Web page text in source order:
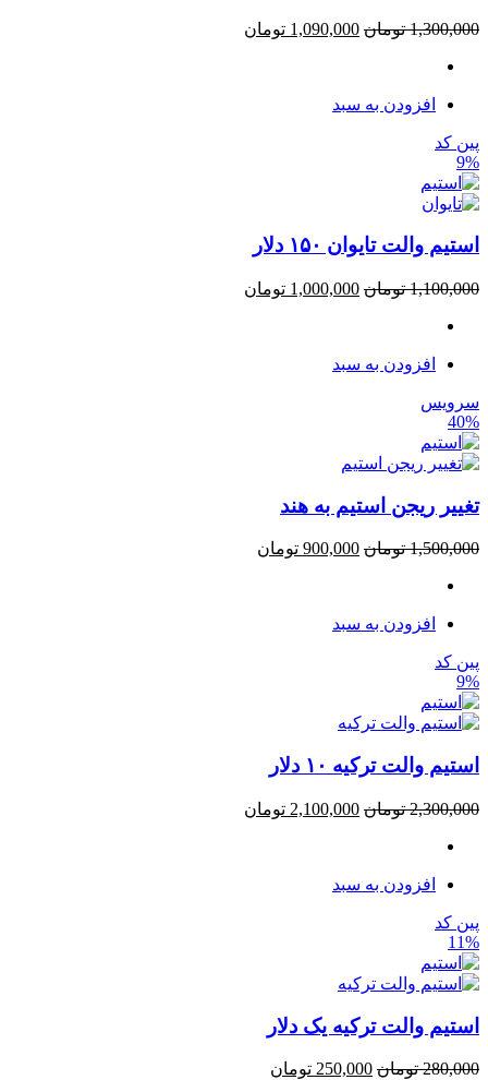
1,300,000 تومان 1,090,000 تومان
افزودن به سبد
پین کد
9%
استیم والت تایوان ۱۵۰ دلار
1,100,000 تومان 1,000,000 تومان
افزودن به سبد
سرویس
40%
تغییر ریجن استیم به هند
1,500,000 تومان 900,000 تومان
افزودن به سبد
پین کد
9%
استیم والت ترکیه ۱۰ دلار
2,300,000 تومان 2,100,000 تومان
افزودن به سبد
پین کد
11%
استیم والت ترکیه یک دلار
280,000 تومان 250,000 تومان